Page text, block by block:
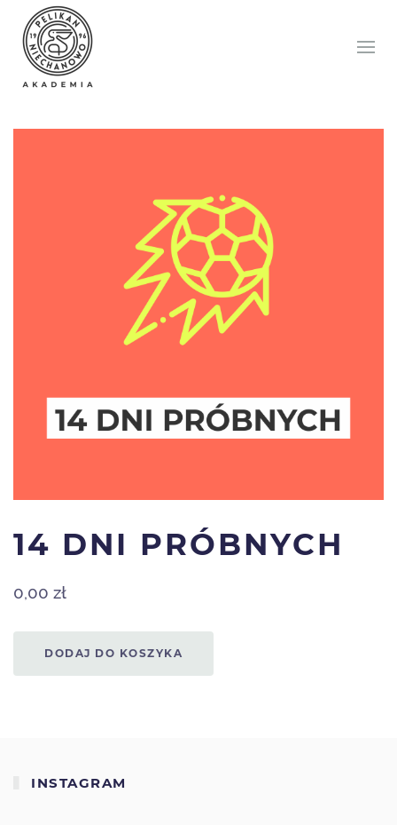
14 DNI PRÓBNYCH
0,00 zł
DODAJ DO KOSZYKA
INSTAGRAM